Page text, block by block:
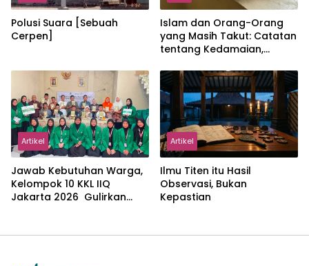
Polusi Suara [Sebuah
Cerpen]
Islam dan Orang-Orang
yang Masih Takut: Catatan
tentang Kedamaian,
dalam Pemikiran Masykuri
Abdillah
Artikel
Jawab Kebutuhan Warga,
Kelompok 10 KKL IIQ
Jakarta 2026 Gulirkan
Artikel
Ilmu Titen itu Hasil
Observasi, Bukan
Kepastian